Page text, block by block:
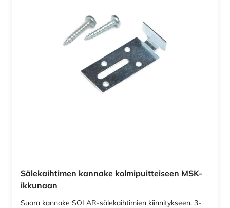
Sälekaihtimen kannake kolmipuitteiseen MSK-
ikkunaan
Suora kannake SOLAR-sälekaihtimien kiinnitykseen. 3-